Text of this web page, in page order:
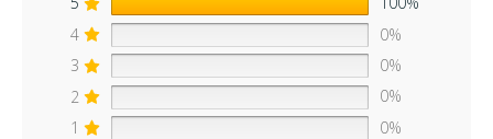
4
0%
3
0%
2
0%
1
0%